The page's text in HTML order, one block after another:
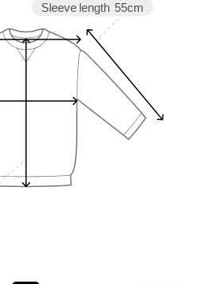
Sleeve length 55cm